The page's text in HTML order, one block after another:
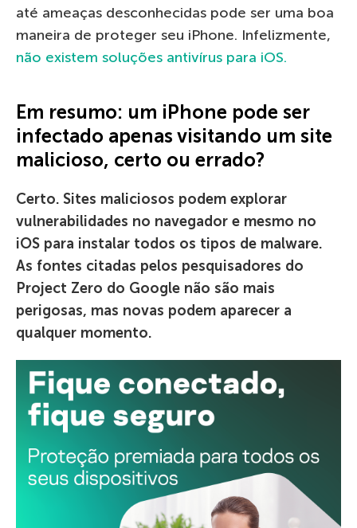
até ameaças desconhecidas pode ser uma boa
maneira de proteger seu iPhone. Infelizmente,
não existem soluções antivírus para iOS.
Em resumo: um iPhone pode ser
infectado apenas visitando um site
malicioso, certo ou errado?
Certo. Sites maliciosos podem explorar
vulnerabilidades no navegador e mesmo no
iOS para instalar todos os tipos de malware.
As fontes citadas pelos pesquisadores do
Project Zero do Google não são mais
perigosas, mas novas podem aparecer a
qualquer momento.